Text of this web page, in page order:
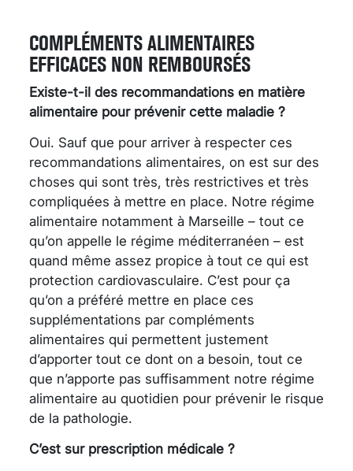
COMPLÉMENTS ALIMENTAIRES
EFFICACES NON REMBOURSÉS
Existe-t-il des recommandations en matière
alimentaire pour prévenir cette maladie ?
Oui. Sauf que pour arriver à respecter ces
recommandations alimentaires, on est sur des
choses qui sont très, très restrictives et très
compliquées à mettre en place. Notre régime
alimentaire notamment à Marseille – tout ce
qu’on appelle le régime méditerranéen – est
quand même assez propice à tout ce qui est
protection cardiovasculaire. C’est pour ça
qu’on a préféré mettre en place ces
supplémentations par compléments
alimentaires qui permettent justement
d’apporter tout ce dont on a besoin, tout ce
que n’apporte pas suffisamment notre régime
alimentaire au quotidien pour prévenir le risque
de la pathologie.
C’est sur prescription médicale ?